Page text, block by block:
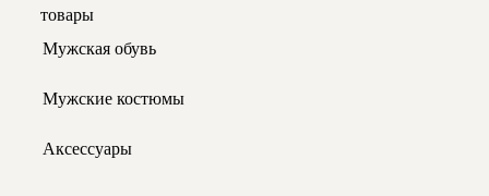
товары
Мужская обувь
Мужские костюмы
Аксессуары